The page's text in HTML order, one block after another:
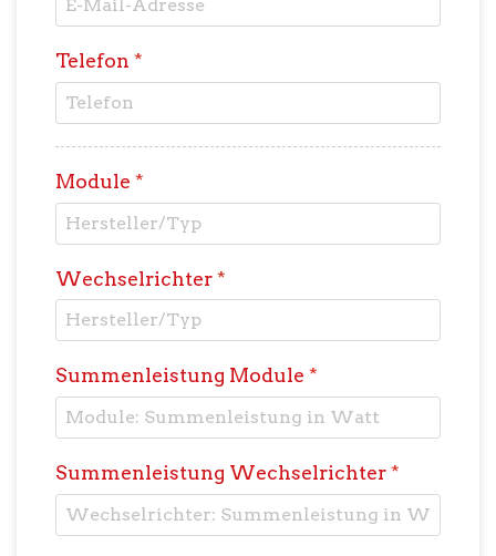
Telefon *
Module *
Wechselrichter*
Summenleistung Module *
Summenleistung Wechselrichter*